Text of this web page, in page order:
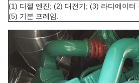
(1) 디젤 엔진; (2) 대전기; (3) 라디에이터
(5) 기본 프레임.